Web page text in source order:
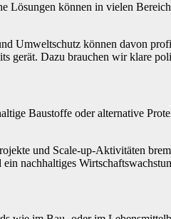
Lösungen können in vielen
Umweltschutz können davon
gerät. Dazu brauchen wir klare
Baustoffe oder alternative
und Scale-up-Aktivitäten
nachhaltiges